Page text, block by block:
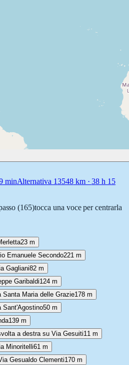
minAlternativa 13548km ·38 h 15
(165)tocca una voce per centrarla
23 m
Emanuele Secondo221 m
Gagliani82 m
Garibaldi124 m
Maria delle Grazie178 m
Sant'Agostino50 m
139 m
a destra su Via Gesuiti11 m
Minoritelli61 m
Gesualdo Clementi170 m